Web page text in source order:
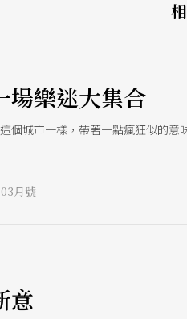
場樂迷大集合
個城市一樣，帶著一點瘋狂似的意
月號
意